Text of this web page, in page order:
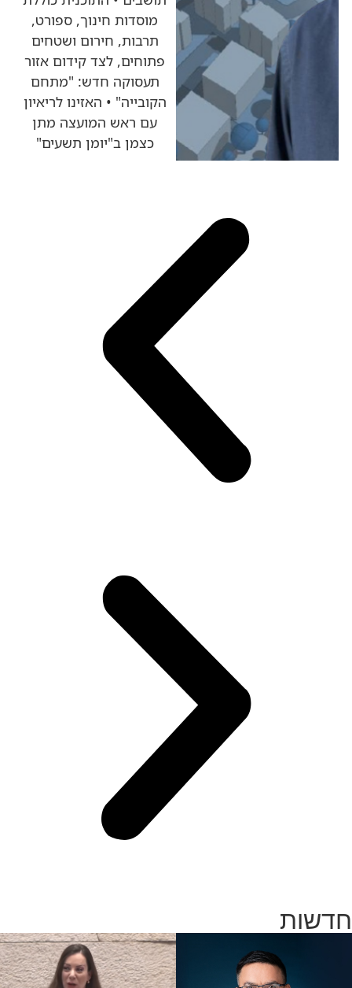
מוסדות חינוך, ספורט,
תרבות, חירום ושטחים
פתוחים, לצד קידום אזור
תעסוקה חדש: "מתחם
הקובייה" • האזינו לריאיון
עם ראש המועצה מתן
כצמן ב"יומן תשעים"
חדשות